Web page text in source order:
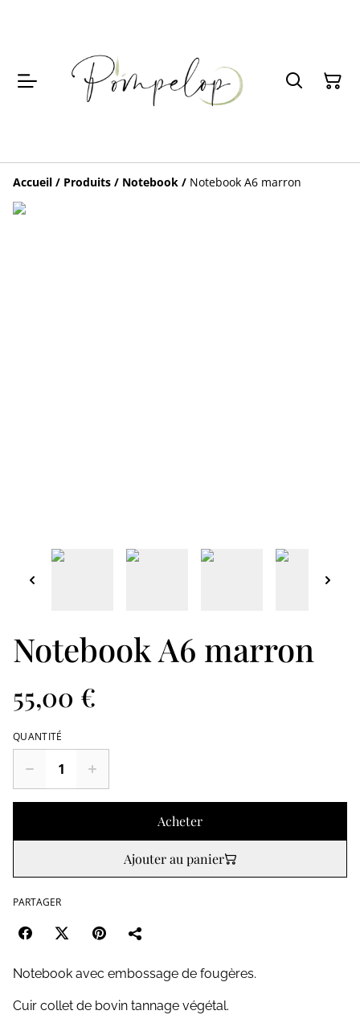
Accueil / Produits / Notebook / Notebook A6 marron
Notebook A6 marron
55,00 €
QUANTITÉ
Acheter
Ajouter au panier
PARTAGER
Notebook avec embossage de fougères.
Cuir collet de bovin tannage végétal.